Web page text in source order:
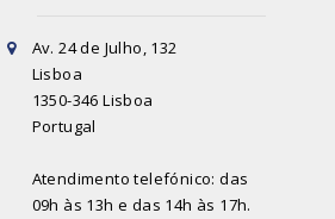
Av. 24 de Julho, 132
Lisboa
1350-346 Lisboa
Portugal
Atendimento telefónico: das
09h às 13h e das 14h às 17h.